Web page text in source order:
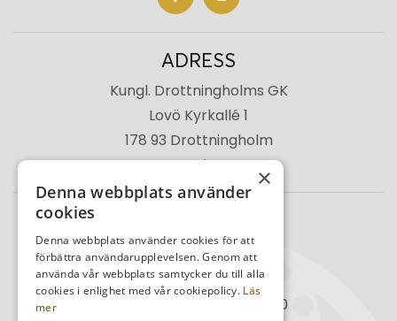
ADRESS
Kungl. Drottningholms GK
Lovö Kyrkallé 1
178 93 Drottningholm
Sverige
Kansli08-759 03 11
Reception08-759 00 85
08-759 07 50
×
Denna webbplats använder
cookies
Denna webbplats använder cookies för att
förbättra användarupplevelsen. Genom att
använda vår webbplats samtycker du till alla
cookies i enlighet med vår cookiepolicy. Läs
mer